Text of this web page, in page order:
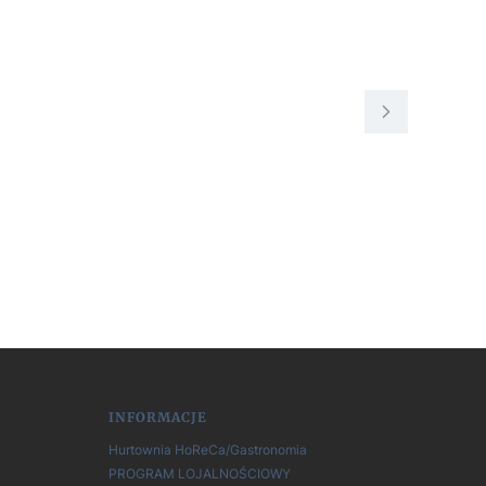
INFORMACJE
Hurtownia HoReCa/Gastronomia
PROGRAM LOJALNOŚCIOWY